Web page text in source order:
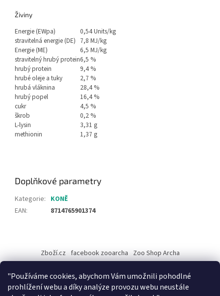
"Používáme cookies, abychom Vám umožnili pohodlné
prohlížení webu a díky analýze provozu webu neustále
Živiny
Energie (EWpa)
0,54 Units/kg
stravitelná energie (DE) 7,8 MJ/kg
Energie (ME)
6,5 MJ/kg
stravitelný hrubý protein6,5 %
hrubý protein
9,4 %
hrubé oleje a tuky
2,7 %
hrubá vláknina
28,4 %
hrubý popel
16,4 %
cukr
4,5 %
škrob
0,2 %
L-lysin
3,31 g
methionin
1,37 g
Doplňkové parametry
Kategorie: KONĚ
EAN: 8714765901374
p
Zboží.cz facebook zooarcha Zoo Shop Archa
KRMIVA ENERGYS pro koně - GRANULE